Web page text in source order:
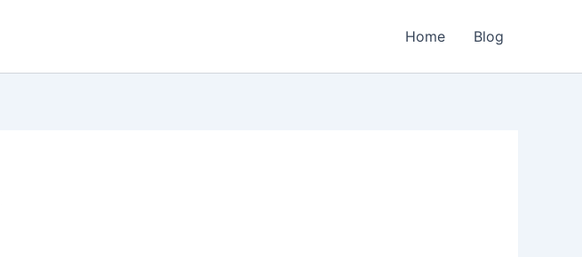
Home Blog